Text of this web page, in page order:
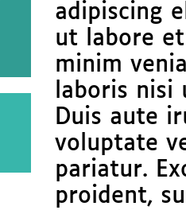
adipiscing
ut labore
minim
laboris nisi
Duis aute
voluptate
pariatur.
proident,